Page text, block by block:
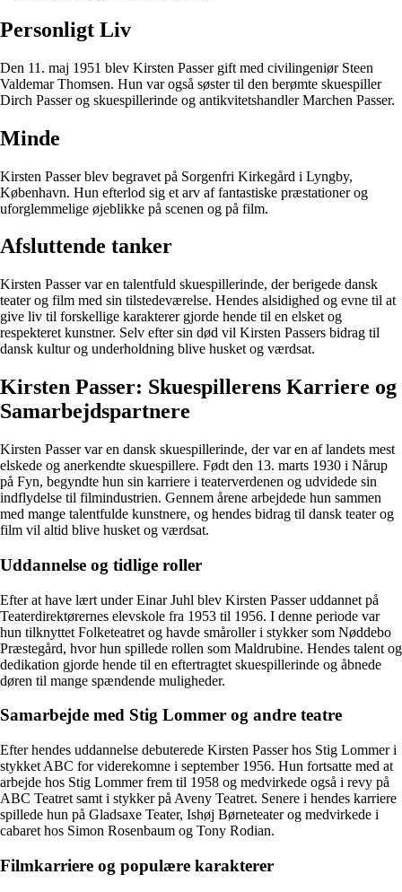
Personligt Liv
Den 11. maj 1951 blev Kirsten Passer gift med civilingeniør Steen
Valdemar Thomsen. Hun var også søster til den berømte skuespiller
Dirch Passer og skuespillerinde og antikvitetshandler Marchen Passer.
Minde
Kirsten Passer blev begravet på Sorgenfri Kirkegård i Lyngby,
København. Hun efterlod sig et arv af fantastiske præstationer og
uforglemmelige øjeblikke på scenen og på film.
Afsluttende tanker
Kirsten Passer var en talentfuld skuespillerinde, der berigede dansk
teater og film med sin tilstedeværelse. Hendes alsidighed og evne til at
give liv til forskellige karakterer gjorde hende til en elsket og
respekteret kunstner. Selv efter sin død vil Kirsten Passers bidrag til
dansk kultur og underholdning blive husket og værdsat.
Kirsten Passer: Skuespillerens Karriere og
Samarbejdspartnere
Kirsten Passer var en dansk skuespillerinde, der var en af landets mest
elskede og anerkendte skuespillere. Født den 13. marts 1930 i Nårup
på Fyn, begyndte hun sin karriere i teaterverdenen og udvidede sin
indflydelse til filmindustrien. Gennem årene arbejdede hun sammen
med mange talentfulde kunstnere, og hendes bidrag til dansk teater og
film vil altid blive husket og værdsat.
Uddannelse og tidlige roller
Efter at have lært under Einar Juhl blev Kirsten Passer uddannet på
Teaterdirektørernes elevskole fra 1953 til 1956. I denne periode var
hun tilknyttet Folketeatret og havde småroller i stykker som Nøddebo
Præstegård, hvor hun spillede rollen som Maldrubine. Hendes talent og
dedikation gjorde hende til en eftertragtet skuespillerinde og åbnede
døren til mange spændende muligheder.
Samarbejde med Stig Lommer og andre teatre
Efter hendes uddannelse debuterede Kirsten Passer hos Stig Lommer i
stykket ABC for viderekomne i september 1956. Hun fortsatte med at
arbejde hos Stig Lommer frem til 1958 og medvirkede også i revy på
ABC Teatret samt i stykker på Aveny Teatret. Senere i hendes karriere
spillede hun på Gladsaxe Teater, Ishøj Børneteater og medvirkede i
cabaret hos Simon Rosenbaum og Tony Rodian.
Filmkarriere og populære karakterer